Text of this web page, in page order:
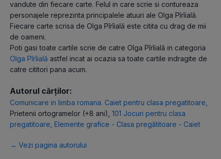
vandute din fiecare carte. Felul in care scrie si contureaza
personajele reprezinta principalele atuuri ale Olga Pîrîială.
Fiecare carte scrisa de Olga Pîrîială este citita cu drag de mii
de oameni.
Poti gasi toate cartile scrie de catre Olga Pîrîială in categoria
Olga Pîrîială astfel incat ai ocazia sa toate cartile indragite de
catre cititori pana acum.
Autorul cărților:
Comunicare in limba romana. Caiet pentru clasa pregatitoare
Prietenii ortogramelor (+8 ani) 101 Jocuri pentru clasa
pregatitoare Elemente grafice - Clasa pregătitoare - Caiet
→ Vezi pagina autorului